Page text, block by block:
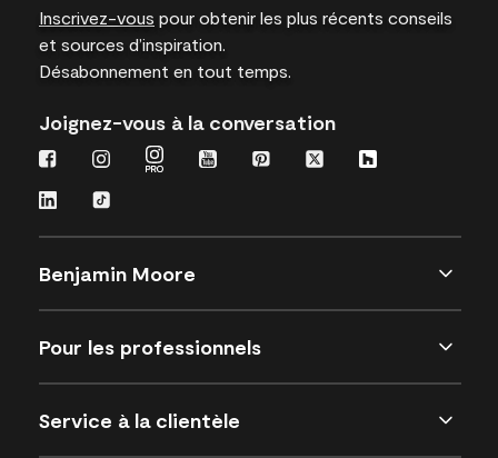
Inscrivez-vous pour obtenir les plus récents conseils
et sources d’inspiration.
Désabonnement en tout temps.
Joignez-vous à la conversation
Benjamin Moore
Pour les professionnels
Service à la clientèle